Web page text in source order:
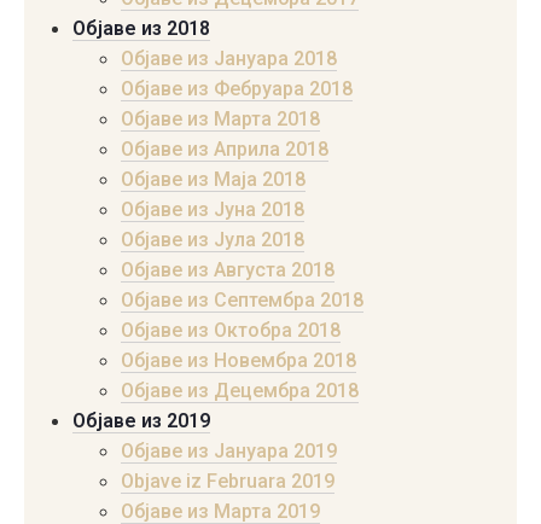
Објаве из 2018
Објаве из Јануара 2018
Објаве из Фебруара 2018
Објаве из Марта 2018
Објаве из Априла 2018
Објаве из Маја 2018
Објаве из Јуна 2018
Објаве из Јула 2018
Објаве из Августа 2018
Објаве из Септембра 2018
Објаве из Октобра 2018
Објаве из Новембра 2018
Објаве из Децембра 2018
Објаве из 2019
Објаве из Јануара 2019
Objave iz Februara 2019
Објаве из Марта 2019